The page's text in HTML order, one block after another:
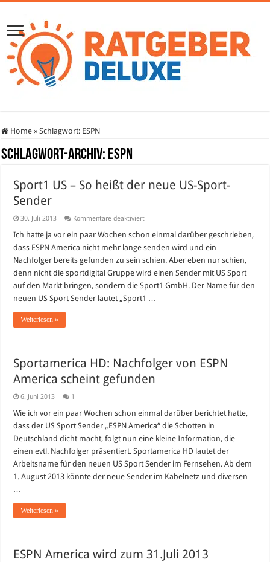
Home » Schlagwort: ESPN
Schlagwort-Archiv: ESPN
Sport1 US – So heißt der neue US-Sport-
Sender
30. Juli 2013 Kommentare deaktiviertfür
US
So
heißt
der
neue
Sport-
Sender
Ich hatte ja vor ein paar Wochen schon einmal darüber geschrieben,
dass ESPN America nicht mehr lange senden wird und ein
Nachfolger bereits gefunden zu sein schien. Aber eben nur schien,
denn nicht die sportdigital Gruppe wird einen Sender mit US Sport
auf den Markt bringen, sondern die Sport1 GmbH. Der Name für den
neuen US Sport Sender lautet „Sport1 …
Weiterlesen »
Sportamerica HD: Nachfolger von ESPN
America scheint gefunden
6. Juni 2013 1
Wie ich vor ein paar Wochen schon einmal darüber berichtet hatte,
dass der US Sport Sender „ESPN America“ die Schotten in
Deutschland dicht macht, folgt nun eine kleine Information, die
einen evtl. Nachfolger präsentiert. Sportamerica HD lautet der
Arbeitsname für den neuen US Sport Sender im Fernsehen. Ab dem
1. August 2013 könnte der neue Sender im Kabelnetz und diversen
…
Weiterlesen »
ESPN America wird zum 31.Juli 2013